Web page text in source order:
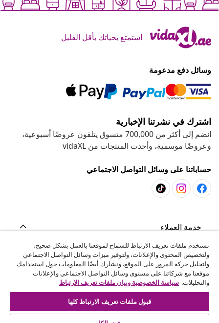
استمتع بحياتك بأقل القليل
وسائل دفع مدعومة
اشترك في نشرتنا الإخبارية
انضم إلى أكثر من 700,000 متسوق يتلقون عروضًا أسبوعية،
وعروضًا موسمية، وأحدث المنتجات من vidaXL
حساباتنا على وسائل التواصل الاجتماعي
خدمة العملاء
المشاريع
vidaXL
اكتشف المزيد
نستخدم ملفات تعريف الارتباط للسماح لموقعنا بالعمل بشكل صحيح،
ولتخصيص المحتوى والإعلانات، ولتوفير ميزات وسائل التواصل الاجتماعي
ولتحليل حركة المرور على الموقع. ونشارك أيضًا المعلومات حول استخدامك
موقعنا مع شركائنا على مستوى وسائل التواصل الاجتماعي والإعلانات
والتحليلات. سياسة الخصوصية وبيان ملفات تعريف الارتباط
قبول ملفات تعريف الارتباط كلها